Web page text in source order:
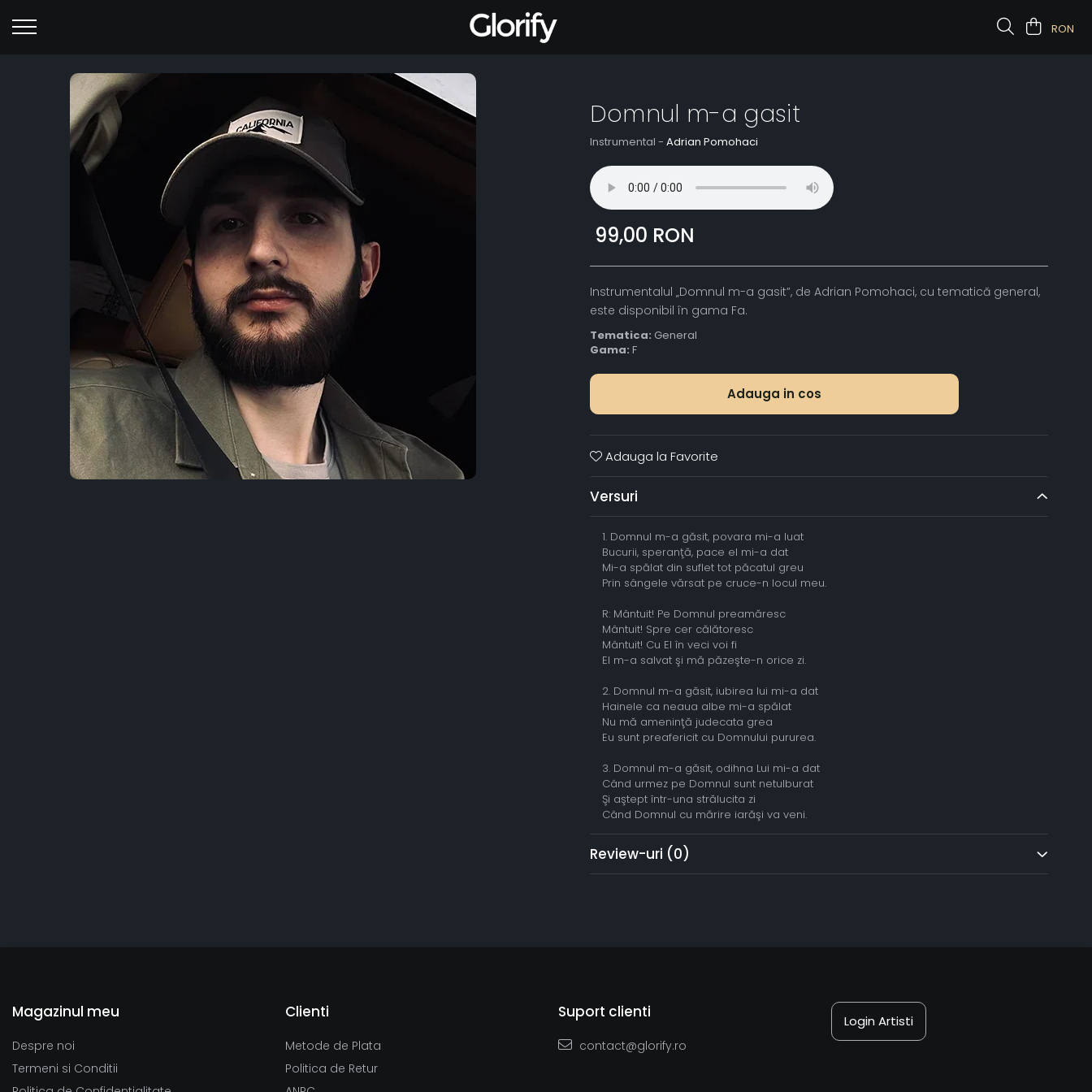
RON
Domnul m-a gasit
Instrumental - Adrian Pomohaci
99,00 RON
Instrumentalul „Domnul m-a gasit”, de Adrian Pomohaci, cu tematică general,
este disponibil în gama Fa.
Tematica: General
Gama: F
Adauga in cos
Adauga la Favorite
Versuri
1. Domnul m-a găsit, povara mi-a luat
Bucurii, speranţă, pace el mi-a dat
Mi-a spălat din suflet tot păcatul greu
Prin sângele vărsat pe cruce-n locul meu.
R: Mântuit! Pe Domnul preamăresc
Mântuit! Spre cer călătoresc
Mântuit! Cu El în veci voi fi
El m-a salvat şi mă păzeşte-n orice zi.
2. Domnul m-a găsit, iubirea lui mi-a dat
Hainele ca neaua albe mi-a spălat
Nu mă ameninţă judecata grea
Eu sunt preafericit cu Domnului pururea.
3. Domnul m-a găsit, odihna Lui mi-a dat
Când urmez pe Domnul sunt netulburat
Şi aştept într-una strălucita zi
Când Domnul cu mărire iarăşi va veni.
Review-uri (0)
Magazinul meu
Despre noi
Termeni si Conditii
Clienti
Metode de Plata
Politica de Retur
Suport clienti
contact@glorify.ro
Login Artisti